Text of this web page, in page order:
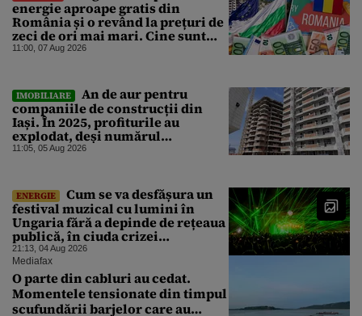
energie aproape gratis din
România și o revând la prețuri de
zeci de ori mai mari. Cine sunt
noii „băieți deștepți” din energie
11:00, 07 Aug 2026
IMOBILIARE
An de aur pentru
companiile de construcții din
Iași. În 2025, profiturile au
explodat, deși numărul
angajaților a scăzut
11:05, 05 Aug 2026
ENERGIE
Cum se va desfășura un
festival muzical cu lumini în
Ungaria fără a depinde de rețeaua
publică, în ciuda crizei
energetice
21:13, 04 Aug 2026
Mediafax
O parte din cabluri au cedat.
Momentele tensionate din timpul
scufundării barjelor care au